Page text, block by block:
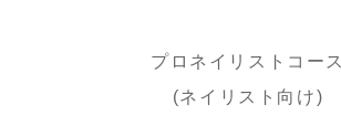
プロネイリストコース
(ネイリスト向け)